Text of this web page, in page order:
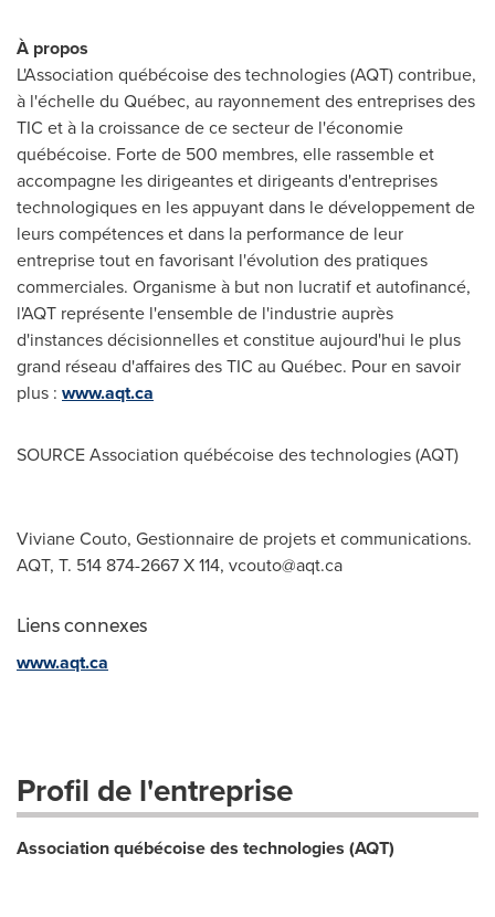
À propos
L'Association québécoise des technologies (AQT) contribue,
à l'échelle du Québec, au rayonnement des entreprises des
TIC et à la croissance de ce secteur de l'économie
québécoise. Forte de 500 membres, elle rassemble et
accompagne les dirigeantes et dirigeants d'entreprises
technologiques en les appuyant dans le développement de
leurs compétences et dans la performance de leur
entreprise tout en favorisant l'évolution des pratiques
commerciales. Organisme à but non lucratif et autofinancé,
l'AQT représente l'ensemble de l'industrie auprès
d'instances décisionnelles et constitue aujourd'hui le plus
grand réseau d'affaires des TIC au Québec. Pour en savoir
plus : www.aqt.ca
SOURCE Association québécoise des technologies (AQT)
Viviane Couto, Gestionnaire de projets et communications.
AQT, T. 514 874-2667 X 114, vcouto@aqt.ca
Liens connexes
www.aqt.ca
Profil de l'entreprise
Association québécoise des technologies (AQT)